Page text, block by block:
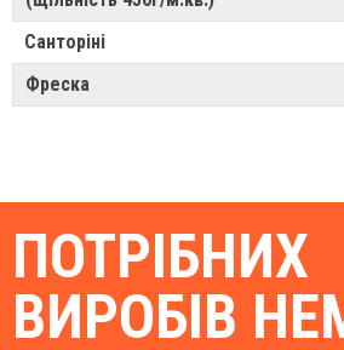
Санторіні
Фреска
ПОТРІБНИХ
ВИРОБІВ